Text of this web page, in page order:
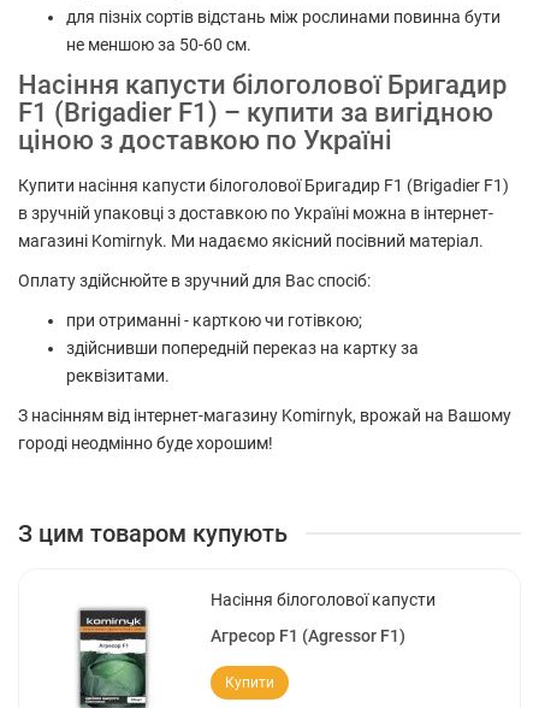
для пізніх сортів відстань між рослинами повинна бути
не меншою за 50-60 см.
Насіння капусти білоголової Бригадир
F1 (Brigadier F1) – купити за вигідною
ціною з доставкою по Україні
Купити насіння капусти білоголової Бригадир F1 (Brigadier F1)
в зручній упаковці з доставкою по Україні можна в інтернет-
магазині Komirnyk. Ми надаємо якісний посівний матеріал.
Оплату здійснюйте в зручний для Вас спосіб:
при отриманні - карткою чи готівкою;
здійснивши попередній переказ на картку за
реквізитами.
З насінням від інтернет-магазину Komirnyk, врожай на Вашому
городі неодмінно буде хорошим!
З цим товаром купують
Насіння білоголової капусти
Агресор F1 (Agressor F1)
Купити